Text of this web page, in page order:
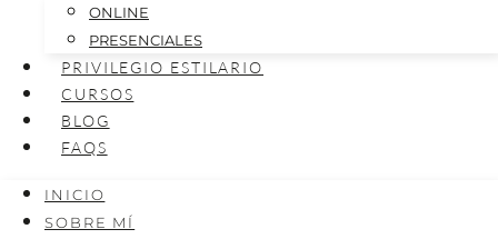
ONLINE
PRESENCIALES
PRIVILEGIO ESTILARIO
CURSOS
BLOG
FAQS
INICIO
SOBRE MÍ